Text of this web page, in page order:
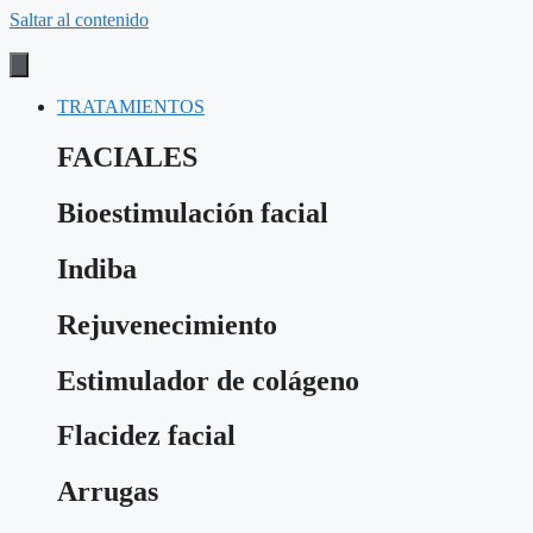
Saltar al contenido
TRATAMIENTOS
FACIALES
Bioestimulación facial
Indiba
Rejuvenecimiento
Estimulador de colágeno
Flacidez facial
Arrugas